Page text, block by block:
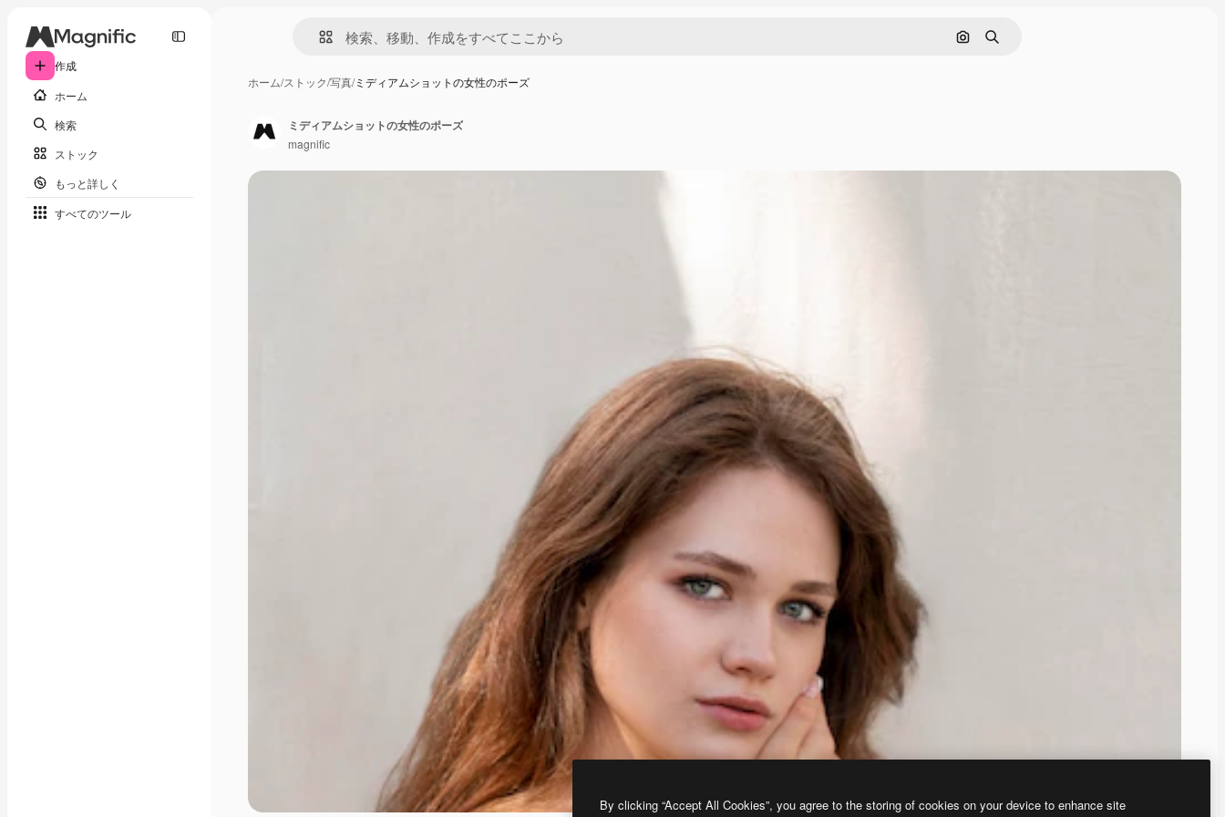
作成
ホーム
検索
ストック
もっと詳しく
すべてのツール
画像で検索
検索
ホーム/ストック/写真/ミディアムショットの女性のポーズ
ミディアムショットの女性のポーズ
magnific
By clicking “Accept All Cookies”, you agree to the storing of cookies on your device to enhance site